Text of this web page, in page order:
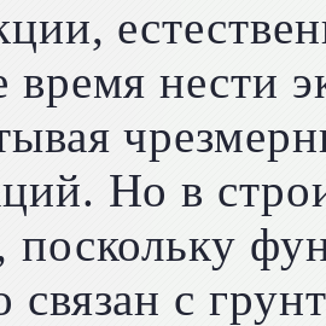
время нести
Но в
поскольку
связан с